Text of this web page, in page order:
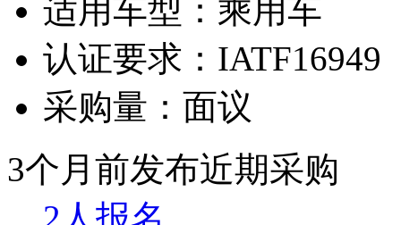
适用车型： 乘用车
认证要求： IATF16949
采购量： 面议
3个月前发布近期采购
2人报名